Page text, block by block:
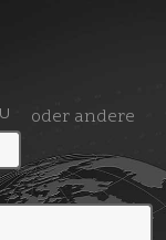
oder andere